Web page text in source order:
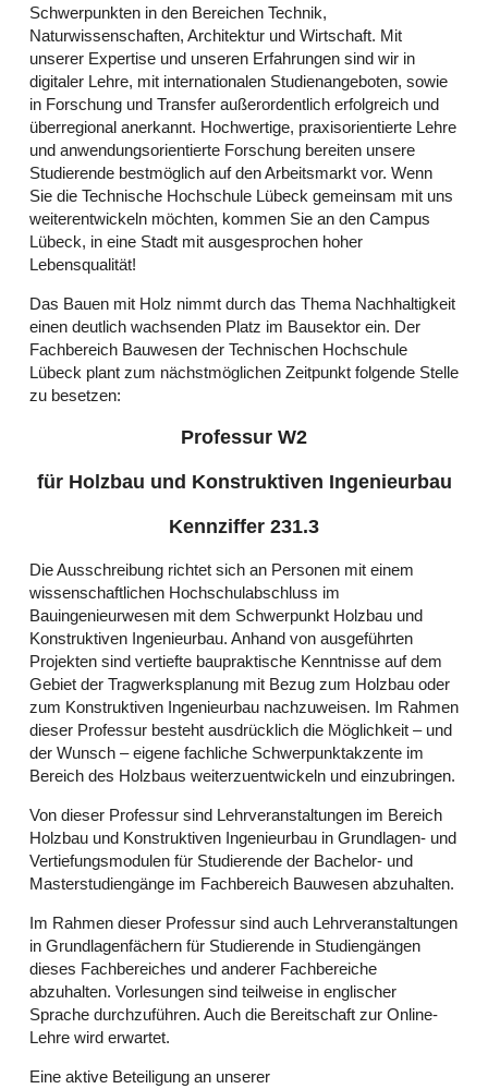
Schwerpunkten in den Bereichen Technik,
Naturwissenschaften, Architektur und Wirtschaft. Mit
unserer Expertise und unseren Erfahrungen sind wir in
digitaler Lehre, mit internationalen Studienangeboten, sowie
in Forschung und Transfer außerordentlich erfolgreich und
überregional anerkannt. Hochwertige, praxisorientierte Lehre
und anwendungsorientierte Forschung bereiten unsere
Studierende bestmöglich auf den Arbeitsmarkt vor. Wenn
Sie die Technische Hochschule Lübeck gemeinsam mit uns
weiterentwickeln möchten, kommen Sie an den Campus
Lübeck, in eine Stadt mit ausgesprochen hoher
Lebensqualität!
Das Bauen mit Holz nimmt durch das Thema Nachhaltigkeit
einen deutlich wachsenden Platz im Bausektor ein. Der
Fachbereich Bauwesen der Technischen Hochschule
Lübeck plant zum nächstmöglichen Zeitpunkt folgende Stelle
zu besetzen:
Professur W2
für Holzbau und Konstruktiven Ingenieurbau
Kennziffer 231.3
Die Ausschreibung richtet sich an Personen mit einem
wissenschaftlichen Hochschulabschluss im
Bauingenieurwesen mit dem Schwerpunkt Holzbau und
Konstruktiven Ingenieurbau. Anhand von ausgeführten
Projekten sind vertiefte baupraktische Kenntnisse auf dem
Gebiet der Tragwerksplanung mit Bezug zum Holzbau oder
zum Konstruktiven Ingenieurbau nachzuweisen. Im Rahmen
dieser Professur besteht ausdrücklich die Möglichkeit – und
der Wunsch – eigene fachliche Schwerpunktakzente im
Bereich des Holzbaus weiterzuentwickeln und einzubringen.
Von dieser Professur sind Lehrveranstaltungen im Bereich
Holzbau und Konstruktiven Ingenieurbau in Grundlagen- und
Vertiefungsmodulen für Studierende der Bachelor- und
Masterstudiengänge im Fachbereich Bauwesen abzuhalten.
Im Rahmen dieser Professur sind auch Lehrveranstaltungen
in Grundlagenfächern für Studierende in Studiengängen
dieses Fachbereiches und anderer Fachbereiche
abzuhalten. Vorlesungen sind teilweise in englischer
Sprache durchzuführen. Auch die Bereitschaft zur Online-
Lehre wird erwartet.
Eine aktive Beteiligung an unserer